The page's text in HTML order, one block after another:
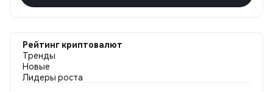
Рейтинг криптовалют
Тренды
Новые
Лидеры роста